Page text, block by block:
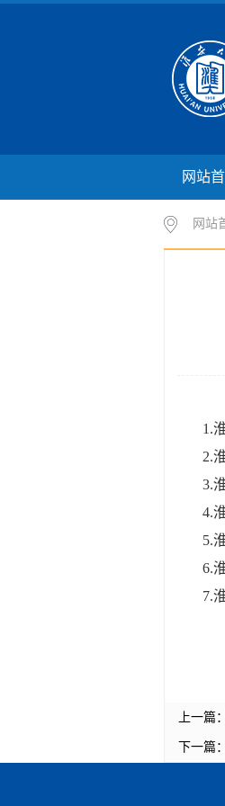
网站
网站
1.
2.
3.
4.
5.
6.
7.
上一篇：
下一篇：